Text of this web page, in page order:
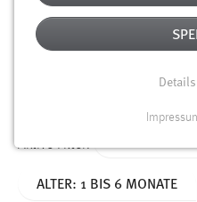
Alter
Aktive Filter:
ALTER: 1 BIS 6 MONATE
Funktionen und sind für